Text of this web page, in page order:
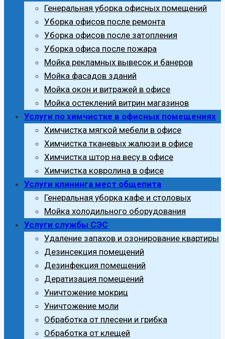
Генеральная уборка офисных помещений
Уборка офисов после ремонта
Уборка офисов после затопления
Уборка офиса после пожара
Мойка рекламных вывесок и банеров
Мойка фасадов зданий
Мойка окон и витражей в офисе
Мойка остеклений витрин магазинов
Услуги по химчистке в офисных помещениях
Химчистка мягкой мебели в офисе
Химчистка тканевых жалюзи в офисе
Химчистка штор на весу в офисе
Химчистка ковролина в офисе
Услуги клининга мест общепита
Генеральная уборка кафе и столовых
Мойка холодильного оборудования
Услуги службы СЭС
Удаление запахов и озонирование квартиры
Дезинсекция помещений
Дезинфекция помещений
Дератизация помещений
Уничтожение мокриц
Уничтожение моли
Обработка от плесени и грибка
Обработка от клещей